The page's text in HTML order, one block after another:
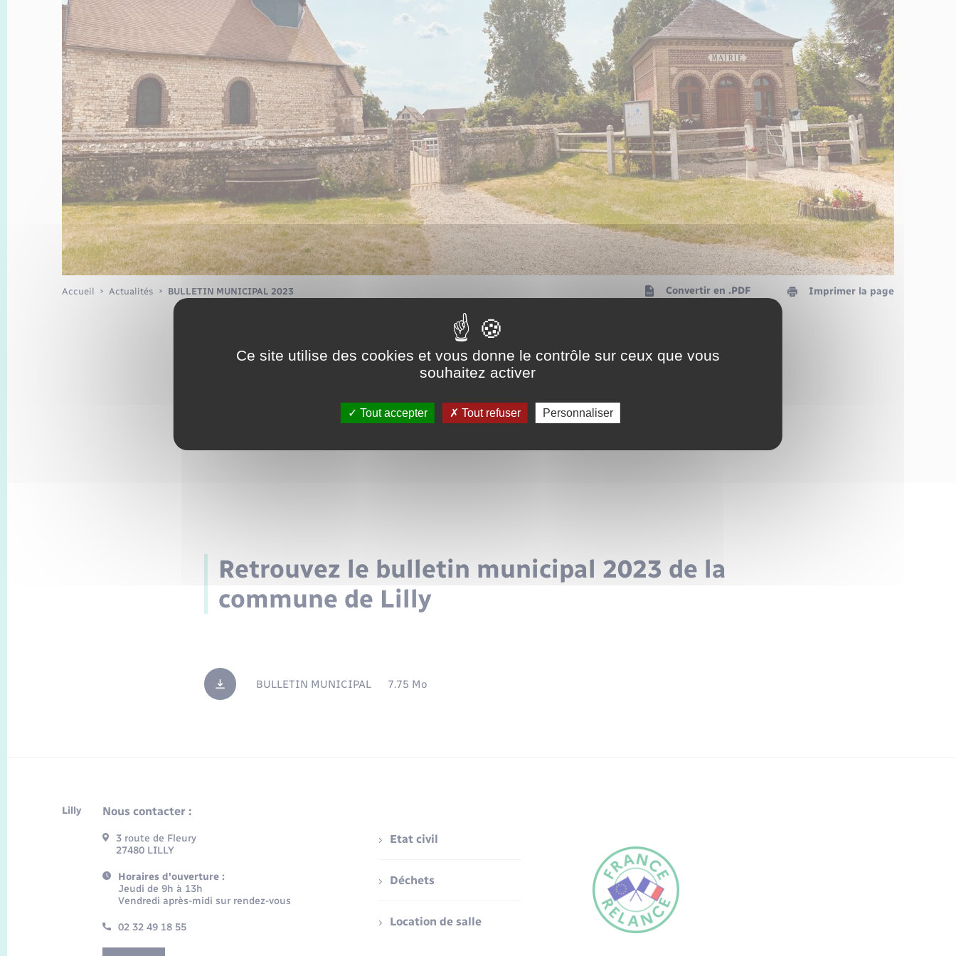
Recensement
Enfants – Jeunes
Accueil Actualités BULLETIN MUNICIPAL 2023 Convertir en .PDF Imprimer la page
Retour à la liste des actualités
BULLETIN MUNICIPAL
2023
Retrouvez le bulletin municipal 2023 de la
commune de Lilly
BULLETIN MUNICIPAL 7.75 Mo
Lilly Nous contacter :
3 route de Fleury
27480 LILLY
Horaires d'ouverture :
Jeudi de 9h à 13h
Vendredi après-midi sur rendez-vous
02 32 49 18 55
Etat civil
Déchets
Location de salle
Ce site utilise des cookies et vous donne le contrôle sur ceux que vous
souhaitez activer
Tout accepter Tout refuser Personnaliser